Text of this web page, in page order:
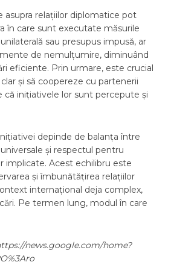
asupra relațiilor diplomatice pot
în care sunt executate măsurile
sau presupus impusă, ar
de nemulțumire, diminuând
eficiente. Prin urmare, este crucial
și să coopereze cu partenerii
că inițiativele lor sunt percepute și
depinde de balanța între
și respectul pentru
implicate. Acest echilibru este
și îmbunătățirea relațiilor
internațional deja complex,
Pe termen lung, modul în care
news.google.com/home?